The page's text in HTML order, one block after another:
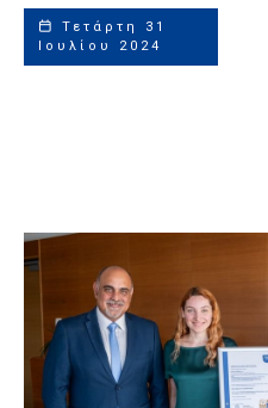
Τετάρτη 31
Ιουλίου 2024